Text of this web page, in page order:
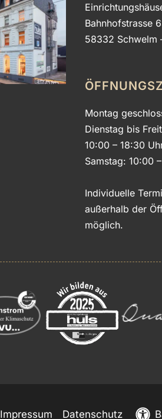
Bahnhofstrasse
58332 Schwelm
Montag
Dienstag bis
10:00 – 18:30
Samstag: 10:00
Individuelle
außerhalb der
möglich.
Impressum Datenschutz